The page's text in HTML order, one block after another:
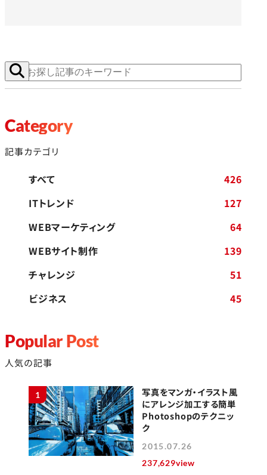
Category
記事カテゴリ
すべて
426
ITトレンド
127
WEBマーケティング
64
WEBサイト制作
139
チャレンジ
51
ビジネス
45
Popular Post
人気の記事
1
写真をマンガ・イラスト風
にアレンジ加工する簡単
Photoshopのテクニッ
ク
2015.07.26
237,629view